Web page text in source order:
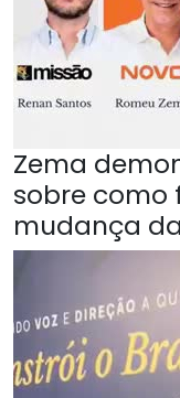
Zema
sobre como
mudança